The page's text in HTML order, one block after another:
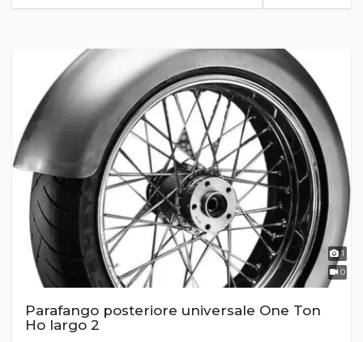
1
0
Parafango posteriore universale One Ton
Ho largo 2